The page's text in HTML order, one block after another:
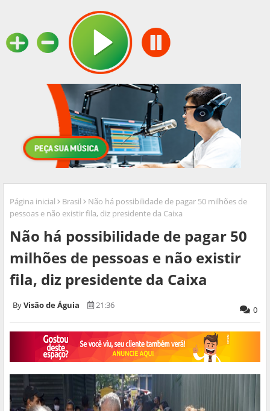
Página inicial Brasil
Não há possibilidade de pagar 50 milhões de
pessoas e não existir fila, diz presidente da Caixa
Não há possibilidade de pagar 50
milhões de pessoas e não existir
fila, diz presidente da Caixa
Visão de Águia 21:36 0